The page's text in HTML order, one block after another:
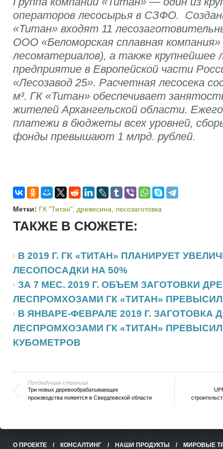
операторов лесосырья в СЗФО.
«Титан» входят 11
ООО «Беломорская сплавная
лесоматериалов), а также крупнейшее
предприятие в Европейской части
«Лесозавод 25». Расчетная лесосека
м³. ГК «Титан» обеспечивает
жителей Архангельской области.
платежи в бюджеты всех уровней,
фонды превышают 1 млрд. рублей.
Метки: ГК "Титан" древесина лесозаготовка
ТАКЖЕ В СЮЖЕТЕ:
В 2019 Г. ГК «ТИТАН» ПЛАНИРУЕТ
ЛЕСОПОСАДКИ НА 50%
ЗА 7 МЕС. 2019 Г. ОБЪЕМ ЗАГОТОВКИ
ЛЕСПРОМХОЗАМИ ГК «ТИТАН» ПРЕВЫСИЛ
В ЯНВАРЕ-ФЕВРАЛЕ 2019 Г. ЗАГОТОВКА
ЛЕСПРОМХОЗАМИ ГК «ТИТАН»
КУБОМЕТРОВ
Предыдущая страница
Три новых деревообрабатывающих
производства появятся в Свердловской области
О ПРОЕКТЕ / КОНСАЛТИНГ / НАШИ ПРОДУКТЫ / МИРОВЫЕ